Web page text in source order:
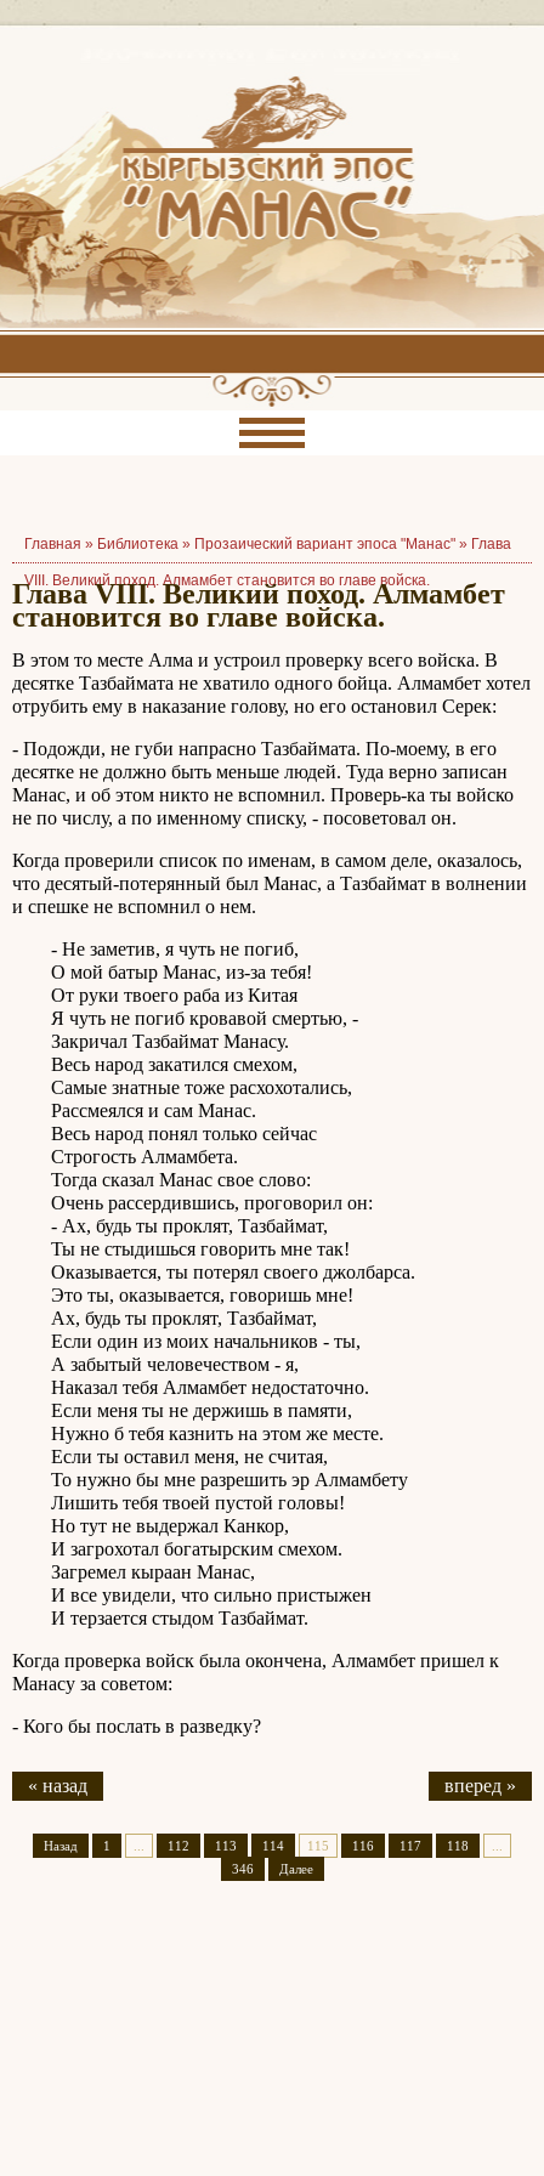
Главная » Библиотека » Прозаический вариант эпоса "Манас" » Глава
VIII. Великий поход. Алмамбет становится во главе войска.
Глава VIII. Великий поход. Алмамбет
становится во главе войска.
В этом то месте Алма и устроил проверку всего войска. В
десятке Тазбаймата не хватило одного бойца. Алмамбет хотел
отрубить ему в наказание голову, но его остановил Серек:
- Подожди, не губи напрасно Тазбаймата. По-моему, в его
десятке не должно быть меньше людей. Туда верно записан
Манас, и об этом никто не вспомнил. Проверь-ка ты войско
не по числу, а по именному списку, - посоветовал он.
Когда проверили список по именам, в самом деле, оказалось,
что десятый-потерянный был Манас, а Тазбаймат в волнении
и спешке не вспомнил о нем.
- Не заметив, я чуть не погиб,
О мой батыр Манас, из-за тебя!
От руки твоего раба из Китая
Я чуть не погиб кровавой смертью, -
Закричал Тазбаймат Манасу.
Весь народ закатился смехом,
Самые знатные тоже расхохотались,
Рассмеялся и сам Манас.
Весь народ понял только сейчас
Строгость Алмамбета.
Тогда сказал Манас свое слово:
Очень рассердившись, проговорил он:
- Ах, будь ты проклят, Тазбаймат,
Ты не стыдишься говорить мне так!
Оказывается, ты потерял своего джолбарса.
Это ты, оказывается, говоришь мне!
Ах, будь ты проклят, Тазбаймат,
Если один из моих начальников - ты,
А забытый человечеством - я,
Наказал тебя Алмамбет недостаточно.
Если меня ты не держишь в памяти,
Нужно б тебя казнить на этом же месте.
Если ты оставил меня, не считая,
То нужно бы мне разрешить эр Алмамбету
Лишить тебя твоей пустой головы!
Но тут не выдержал Канкор,
И загрохотал богатырским смехом.
Загремел кыраан Манас,
И все увидели, что сильно пристыжен
И терзается стыдом Тазбаймат.
Когда проверка войск была окончена, Алмамбет пришел к
Манасу за советом:
- Кого бы послать в разведку?
« назад вперед »
Назад 1 112 113 114 115 116 117 118
346
Далее